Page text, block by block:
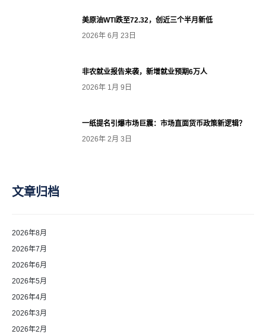
美原油WTI跌至72.32，创近三个半月新低
2026年 6月 23日
非农就业报告来袭，新增就业预期6万人
2026年 1月 9日
一纸提名引爆市场巨震：市场直面货币政策新逻辑？
2026年 2月 3日
文章归档
2026年8月
2026年7月
2026年6月
2026年5月
2026年4月
2026年3月
2026年2月